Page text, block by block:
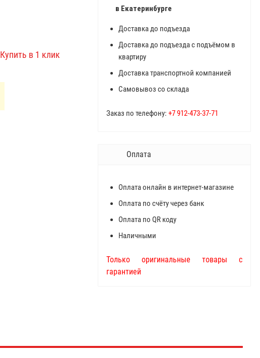
в Екатеринбурге
Доставка до подъезда
Доставка до подъезда с подъёмом в
квартиру
Доставка транспортной компанией
Самовывоз со склада
Заказ по телефону: +7 912-473-37-71
Оплата
Оплата онлайн в интернет-магазине
Оплата по счёту через банк
Оплата по QR коду
Наличными
Только оригинальные товары с
гарантией